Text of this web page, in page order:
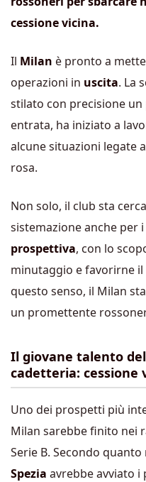
cessione vicina.
Il Milan è pronto a
operazioni in uscita. La
stilato con precisione
entrata, ha iniziato a
alcune situazioni legate
rosa.
Non solo, il club sta
sistemazione anche per
prospettiva, con lo
minutaggio e favorirne
questo senso, il Milan
un promettente
Il giovane talento
cadetteria: cessione
Uno dei prospetti più
Milan sarebbe finito nei
Serie B. Secondo quanto
Spezia avrebbe avviato